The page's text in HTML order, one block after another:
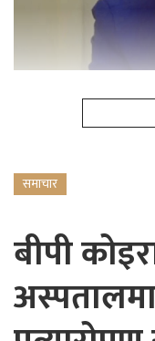
समाचार
बीपी